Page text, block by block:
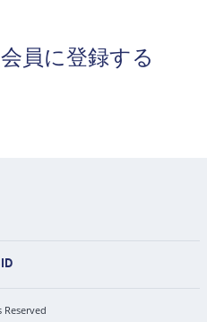
員に登録する